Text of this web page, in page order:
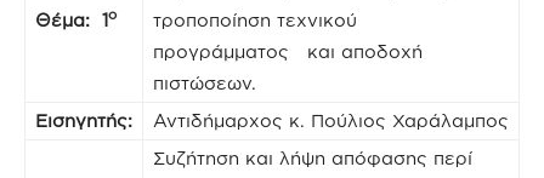
Θέμα: 1ο
τροποποίηση τεχνικού
προγράμματος και αποδοχή
πιστώσεων.
Εισηγητής:
Αντιδήμαρχος κ. Πούλιος Χαράλαμπος
Συζήτηση και λήψη απόφασης περί